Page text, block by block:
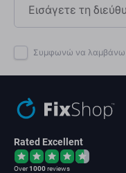
Συμφωνώ να λαμβάνω
Rated Excellent
Over1000reviews